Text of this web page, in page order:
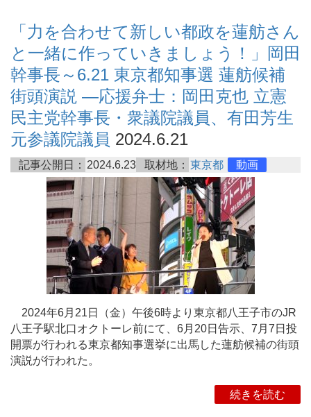
「力を合わせて新しい都政を蓮舫さん
と一緒に作っていきましょう！」岡田
幹事長～6.21 東京都知事選 蓮舫候補
街頭演説 ―応援弁士：岡田克也 立憲
民主党幹事長・衆議院議員、有田芳生
元参議院議員 2024.6.21
記事公開日： 2024.6.23 取材地： 東京都 動画
2024年6月21日（金）午後6時より東京都八王子市のJR
八王子駅北口オクトーレ前にて、6月20日告示、7月7日投
開票が行われる東京都知事選挙に出馬した蓮舫候補の街頭
演説が行われた。
続きを読む